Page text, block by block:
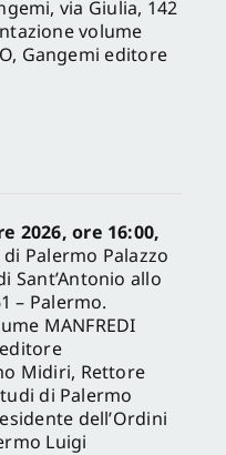
via Giulia, 142
volume
Gangemi editore
2026, ore 16:00,
Palermo Palazzo
Sant’Antonio allo
– Palermo.
MANFREDI
Midiri, Rettore
di Palermo
dell’Ordini
Luigi